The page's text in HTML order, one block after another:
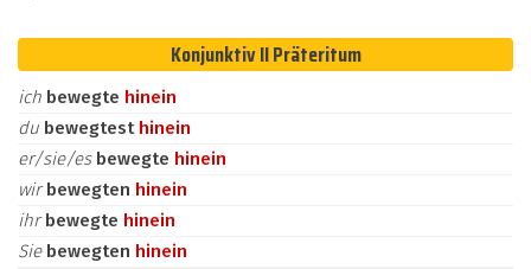
Konjunktiv II Präteritum
ich bewegte hinein
du bewegtest hinein
er/sie/es bewegte hinein
wirbewegten hinein
ihrbewegte hinein
Sie bewegten hinein